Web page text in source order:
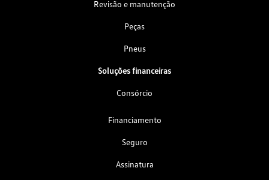
Revisão e manutenção
Peças
Pneus
Soluções financeiras
Consórcio
Financiamento
Seguro
Assinatura